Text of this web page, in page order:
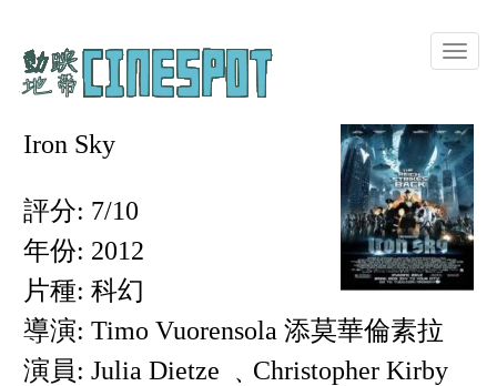
Toggle
Iron Sky
評分: 7/10
年份: 2012
片種: 科幻
導演: Timo Vuorensola 添莫華倫素拉
演員: Julia Dietze ﹑Christopher Kirby